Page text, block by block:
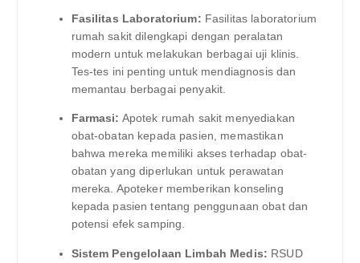
Fasilitas Laboratorium: Fasilitas laboratorium
rumah sakit dilengkapi dengan peralatan
modern untuk melakukan berbagai uji klinis.
Tes-tes ini penting untuk mendiagnosis dan
memantau berbagai penyakit.
Farmasi: Apotek rumah sakit menyediakan
obat-obatan kepada pasien, memastikan
bahwa mereka memiliki akses terhadap obat-
obatan yang diperlukan untuk perawatan
mereka. Apoteker memberikan konseling
kepada pasien tentang penggunaan obat dan
potensi efek samping.
Sistem Pengelolaan Limbah Medis: RSUD